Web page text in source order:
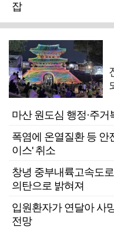
잡
마산 원도심 행정·주
폭염에 온열질환 등 안
이스' 취소
창녕 중부내륙고속도
의탄으로 밝혀져
입원환자가 연달아 사
전망